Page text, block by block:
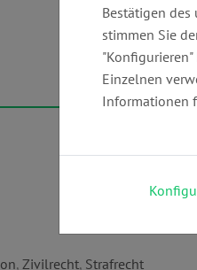
, Zivilrecht, Strafrecht
Bestätigen des
stimmen Sie
Einzelnen
Informationen